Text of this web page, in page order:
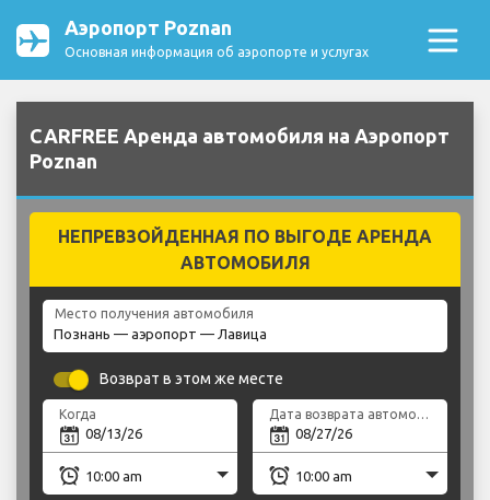
Аэропорт Poznan
Основная информация об аэропорте и услугах
CARFREE Аренда автомобиля на Аэропорт
Poznan
НЕПРЕВЗОЙДЕННАЯ ПО ВЫГОДЕ АРЕНДА
АВТОМОБИЛЯ
Место получения автомобиля
Возврат в этом же месте
Когда Дата возврата автомобиля